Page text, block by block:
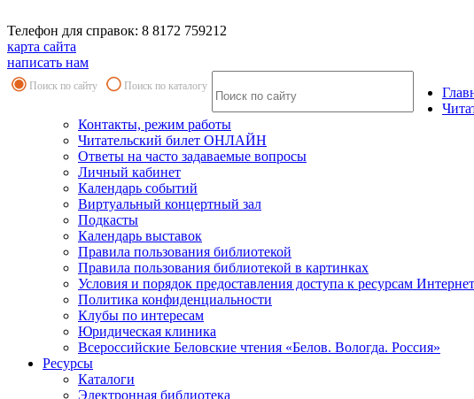
Телефон для справок: 8 8172 759212
карта сайта
написать нам
Поиск по сайту Поиск по каталогу
Контакты, режим работы
Читательский билет ОНЛАЙН
Ответы на часто задаваемые вопросы
Личный кабинет
Календарь событий
Виртуальный концертный зал
Подкасты
Календарь выставок
Правила пользования библиотекой
Правила пользования библиотекой в картинках
Условия и порядок предоставления доступа к ресурсам Интернет
Политика конфиденциальности
Клубы по интересам
Юридическая клиника
Всероссийские Беловские чтения «Белов. Вологда. Россия»
Ресурсы
Каталоги
Электронная библиотека